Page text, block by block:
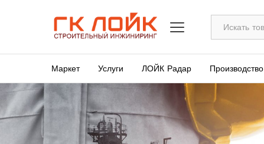
Все
Маркет Услуги ЛОЙК Радар Производство